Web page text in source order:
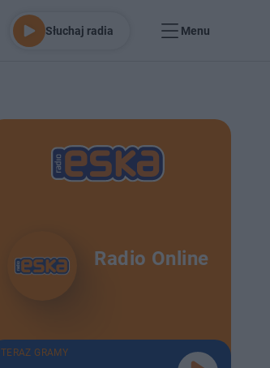
Słuchaj radia Menu
Radio Online
TERAZ GRAMY